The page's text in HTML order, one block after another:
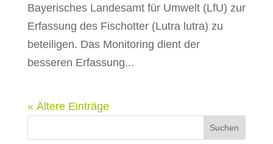
Bayerisches Landesamt für Umwelt (LfU) zur
Erfassung des Fischotter (Lutra lutra) zu
beteiligen. Das Monitoring dient der
besseren Erfassung...
« Ältere Einträge
Suchen